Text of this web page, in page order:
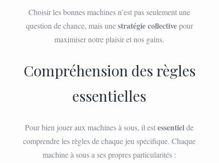
Choisir les bonnes machines n’est pas seulement une
question de chance, mais unestratégie collectivepour
maximiser notre plaisir et nos gains.
Compréhension des règles
essentielles
Pour bien jouer aux machines à sous, il estessentielde
comprendre les règles de chaque jeu spécifique. Chaque
machine à sous a ses propres particularités :